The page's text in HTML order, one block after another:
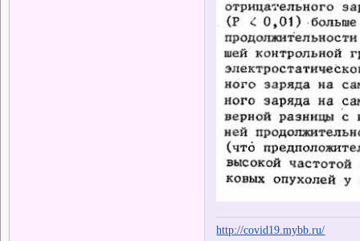
http://covid19.mybb.ru/